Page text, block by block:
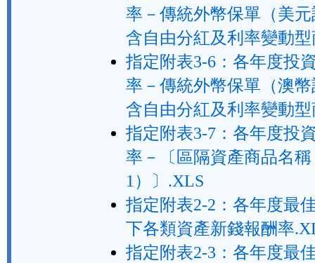
率－傳統外幣保單（美
含自由分紅及利率變動
指定附表3-6：各年度投
率－傳統外幣保單（澳
含自由分紅及利率變動
指定附表3-7：各年度投
率－〔區隔資產商品名
1）〕.XLS
指定附表2-2：各年度最
下各類資產新錢報酬率
指定附表2-3：各年度最